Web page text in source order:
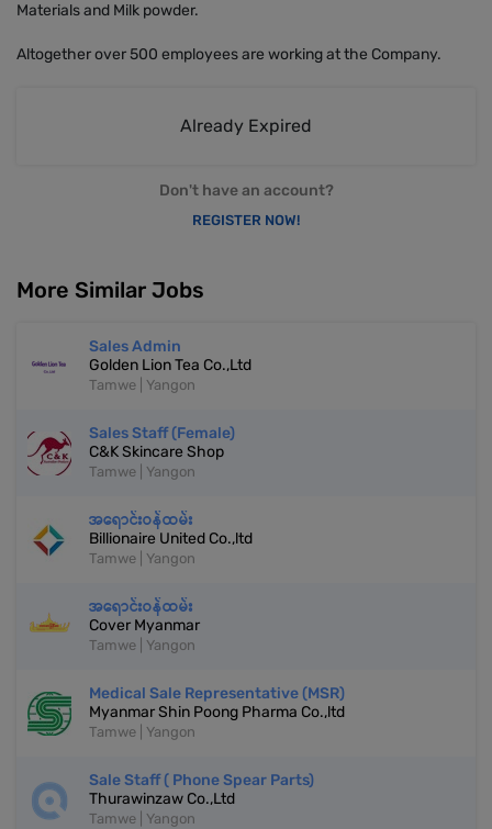
Materials and Milk powder.
Altogether over 500 employees are working at the Company.
Already Expired
Don't have an account?
REGISTER NOW!
More Similar Jobs
Sales Admin
Golden Lion Tea Co.,Ltd
Tamwe | Yangon
Sales Staff (Female)
C&K Skincare Shop
Tamwe | Yangon
အရောင်းဝန်ထမ်း
Billionaire United Co.,ltd
Tamwe | Yangon
အရောင်းဝန်ထမ်း
Cover Myanmar
Tamwe | Yangon
Medical Sale Representative (MSR)
Myanmar Shin Poong Pharma Co.,ltd
Tamwe | Yangon
Sale Staff ( Phone Spear Parts)
Thurawinzaw Co.,Ltd
Tamwe | Yangon